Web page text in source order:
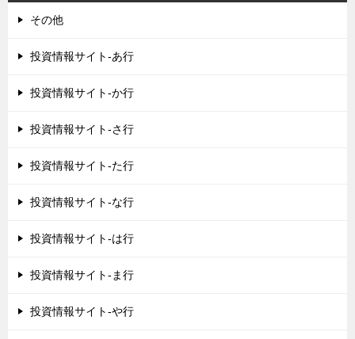
その他
投資情報サイト-あ行
投資情報サイト-か行
投資情報サイト-さ行
投資情報サイト-た行
投資情報サイト-な行
投資情報サイト-は行
投資情報サイト-ま行
投資情報サイト-や行